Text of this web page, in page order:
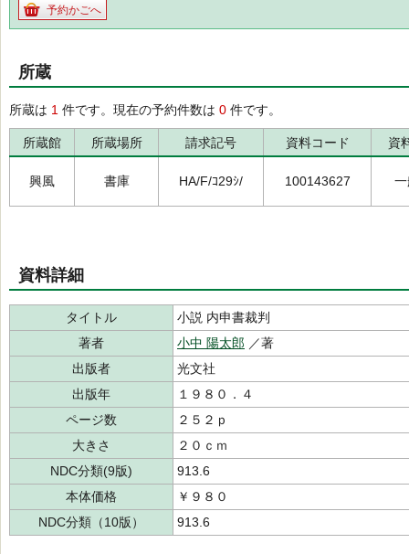
予約かごへ
所蔵
所蔵は 1 件です。現在の予約件数は 0 件です。
所蔵館 所蔵場所 請求記号 資料コード 資
興風 書庫 HA/F/ｺ29ｼ/ 100143627
資料詳細
タイトル
小説 内申書裁判
著者
小中 陽太郎 ／著
出版者
光文社
出版年
１９８０．４
ページ数
２５２ｐ
大きさ
２０ｃｍ
NDC分類(9版)
913.6
本体価格
￥９８０
NDC分類（10版）
913.6